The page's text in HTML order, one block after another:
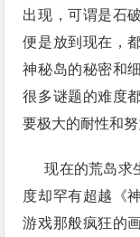
出现，可谓是石
便是放到现在，
神秘岛的秘密和
很多谜题的难度
要极大的耐性和努
现在的荒岛求
度却罕有超越《
游戏那般疯狂的